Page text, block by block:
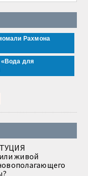
Рахмона
«Вода для
живой